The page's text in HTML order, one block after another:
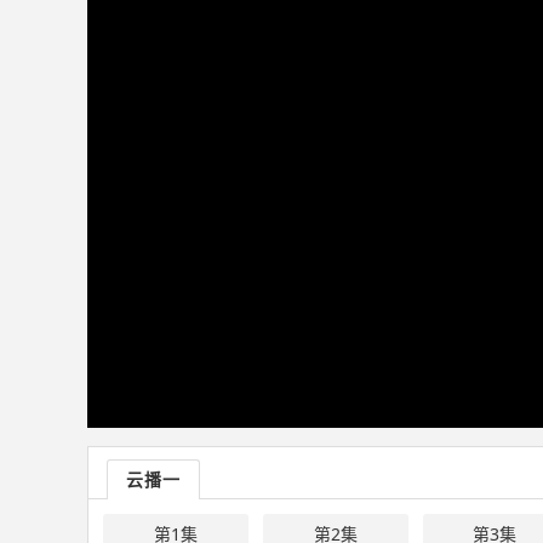
云播一
第1集 第2集 第3集